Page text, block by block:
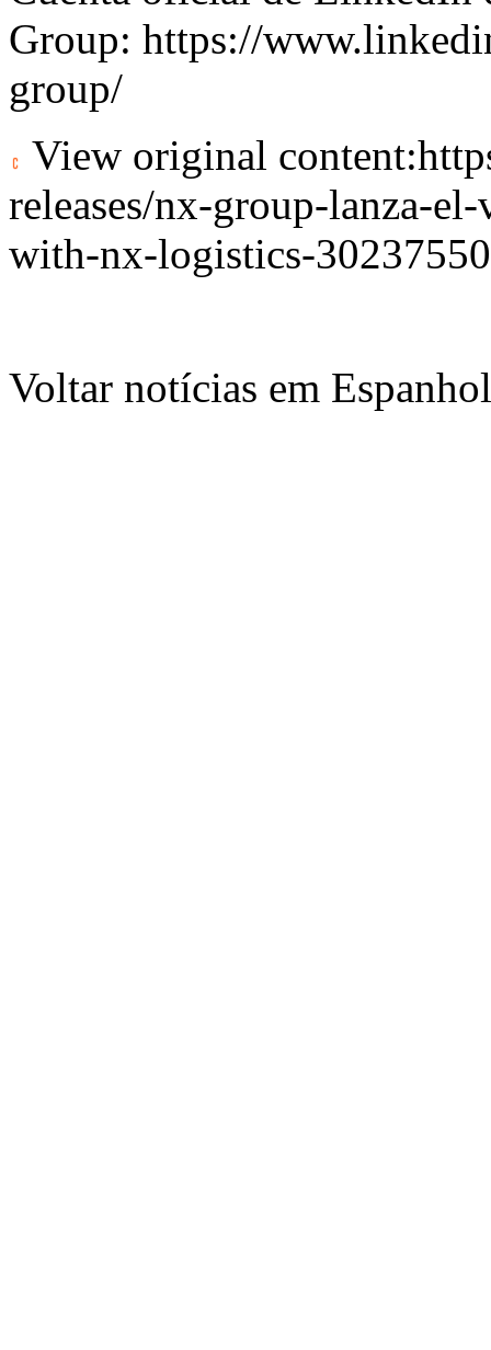
Group: https://
group/
View original content:
releases/nx-group-lanza-
with-nx-logistics-
Voltar notícias em Espanhol